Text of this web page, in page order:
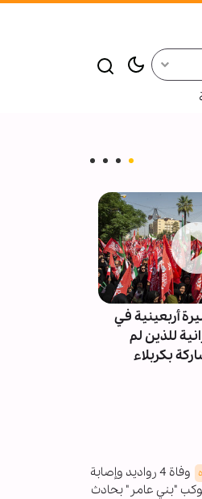
أربعينية في
للذين لم
بكربلاء
وفاة 4 رواديد وإصابة
"بني عامر" بحادث